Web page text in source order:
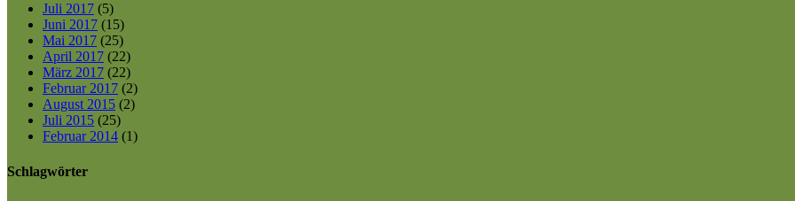
Juli 2017 (5)
Juni 2017 (15)
Mai 2017 (25)
April 2017 (22)
März 2017 (22)
Februar 2017 (2)
August 2015 (2)
Juli 2015 (25)
Februar 2014 (1)
Schlagwörter